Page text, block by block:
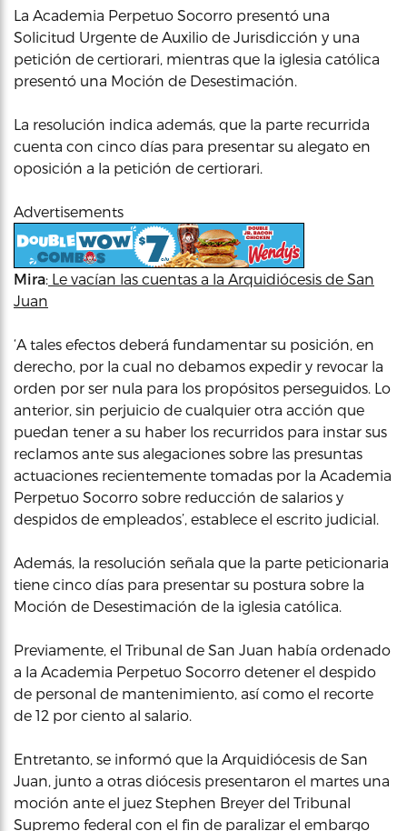
La Academia Perpetuo Socorro presentó una
Solicitud Urgente de Auxilio de Jurisdicción y una
petición de certiorari, mientras que la iglesia católica
presentó una Moción de Desestimación.
La resolución indica además, que la parte recurrida
cuenta con cinco días para presentar su alegato en
oposición a la petición de certiorari.
Advertisements
Mira: Le vacían las cuentas a la Arquidiócesis de San
Juan
‘A tales efectos deberá fundamentar su posición, en
derecho, por la cual no debamos expedir y revocar la
orden por ser nula para los propósitos perseguidos. Lo
anterior, sin perjuicio de cualquier otra acción que
puedan tener a su haber los recurridos para instar sus
reclamos ante sus alegaciones sobre las presuntas
actuaciones recientemente tomadas por la Academia
Perpetuo Socorro sobre reducción de salarios y
despidos de empleados’, establece el escrito judicial.
Además, la resolución señala que la parte peticionaria
tiene cinco días para presentar su postura sobre la
Moción de Desestimación de la iglesia católica.
Previamente, el Tribunal de San Juan había ordenado
a la Academia Perpetuo Socorro detener el despido
de personal de mantenimiento, así como el recorte
de 12 por ciento al salario.
Entretanto, se informó que la Arquidiócesis de San
Juan, junto a otras diócesis presentaron el martes una
moción ante el juez Stephen Breyer del Tribunal
Supremo federal con el fin de paralizar el embargo